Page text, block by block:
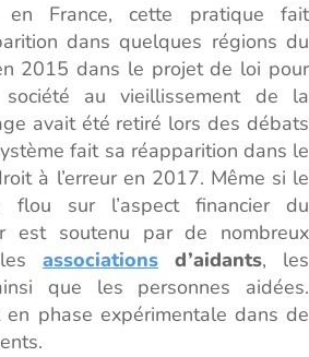
en France, cette pratique fait
dans quelques régions du
2015 dans le projet de loi pour
au vieillissement de la
avait été retiré lors des débats
fait sa réapparition dans le
à l’erreur en 2017. Même si le
flou sur l’aspect financier du
est soutenu par de nombreux
associations d’aidants, les
que les personnes aidées.
en phase expérimentale dans de